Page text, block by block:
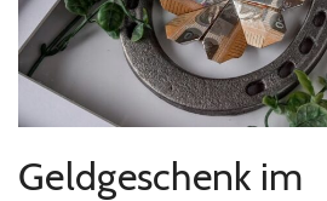
Geldgeschenk im